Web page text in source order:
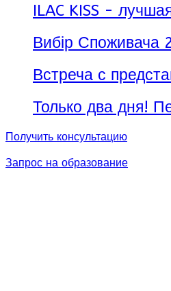
ILAC KISS -
Вибір Споживача
Встреча с
Только два дня!
Получить консультацию
Запрос на образование